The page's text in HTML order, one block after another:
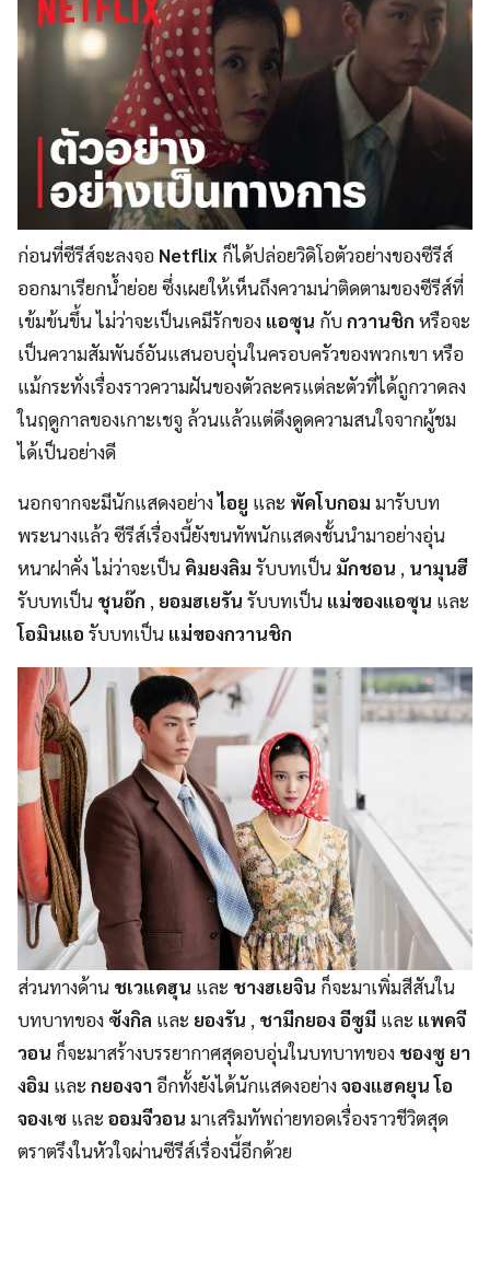
ก่อนที่ซีรีส์จะลงจอ Netflix ก็ได้ปล่อยวิดิโอตัวอย่างของซีรีส์
ออกมาเรียกน้ำย่อย ซึ่งเผยให้เห็นถึงความน่าติดตามของซีรีส์ที่
เข้มข้นขึ้น ไม่ว่าจะเป็นเคมีรักของ แอซุน กับกวานชิก หรือจะ
เป็นความสัมพันธ์อันแสนอบอุ่นในครอบครัวของพวกเขา หรือ
แม้กระทั่งเรื่องราวความฝันของตัวละครแต่ละตัวที่ได้ถูกวาดลง
ในฤดูกาลของเกาะเชจู ล้วนแล้วแต่ดึงดูดความสนใจจากผู้ชม
ได้เป็นอย่างดี
นอกจากจะมีนักแสดงอย่างไอยู และ พัคโบกอม มารับบท
พระนางแล้ว ซีรีส์เรื่องนี้ยังขนทัพนักแสดงชั้นนำมาอย่างอุ่น
หนาฝาคั่ง ไม่ว่าจะเป็น คิมยงลิม รับบทเป็น มักชอน , นามุนฮี
รับบทเป็น ชุนอ๊ก , ยอมฮเยรัน รับบทเป็น แม่ของแอซุน และ
โอมินแอ รับบทเป็น แม่ของกวานชิก
ส่วนทางด้าน ชเวแดฮุน และ ชางฮเยจิน ก็จะมาเพิ่มสีสันใน
บทบาทของ ซังกิล และ ยองรัน , ชามีกยองอีซูมี และ แพคจี
วอน ก็จะมาสร้างบรรยากาศสุดอบอุ่นในบทบาทของ ชองซู ยา
งอิม และ กยองจา อีกทั้งยังได้นักแสดงอย่างจองแฮคยุน โอ
จองเซ และ ออมจีวอน มาเสริมทัพถ่ายทอดเรื่องราวชีวิตสุด
ตราตรึงในหัวใจผ่านซีรีส์เรื่องนี้อีกด้วย